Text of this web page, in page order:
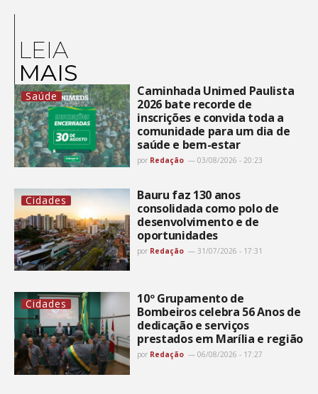
LEIA
MAIS
Saúde
Caminhada Unimed Paulista
2026 bate recorde de
inscrições e convida toda a
comunidade para um dia de
saúde e bem-estar
por Redação 03/08/2026 - 20:23
Cidades
Bauru faz 130 anos
consolidada como polo de
desenvolvimento e de
oportunidades
por Redação 31/07/2026 - 17:31
Cidades
10º Grupamento de
Bombeiros celebra 56 Anos de
dedicação e serviços
prestados em Marília e região
por Redação 06/08/2026 - 17:27